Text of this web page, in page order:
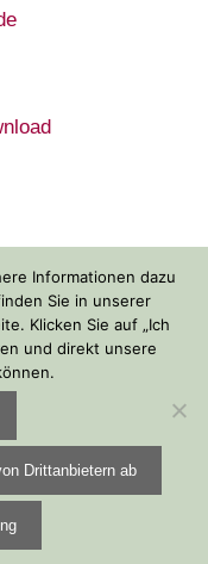
Ursula Minkenberg
Informationen dazu
Sie in unserer
Klicken Sie auf „Ich
und direkt unsere
Drittanbietern ab